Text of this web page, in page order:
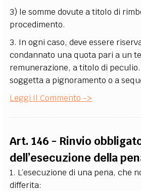
3) le somme dovute a titolo di
procedimento.
3. In ogni caso, deve essere
condannato una quota pari a un
remunerazione, a titolo di
soggetta a pignoramento o a
Leggi Il Commento ->
Art. 146 - Rinvio
dell’esecuzione della
1. L’esecuzione di una pena, che
differita: